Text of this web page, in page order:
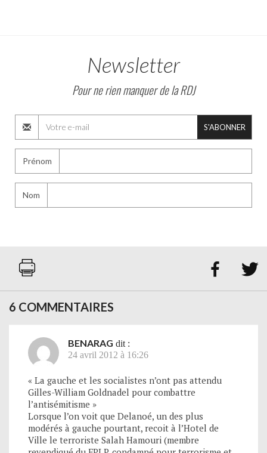
Newsletter
Pour ne rien manquer de la RDJ
S'ABONNER
Prénom
Nom
 
6 COMMENTAIRES
BENARAG dit :
24 avril 2012 à 16:26
« La gauche et les socialistes n’ont pas attendu
Gilles-William Goldnadel pour combattre
l’antisémitisme »
Lorsque l’on voit que Delanoé, un des plus
modérés à gauche pourtant, recoit à l’Hotel de
Ville le terroriste Salah Hamouri (membre